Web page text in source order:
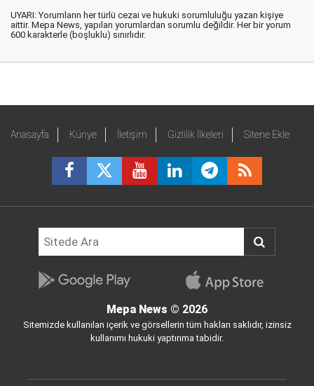
UYARI: Yorumların her türlü cezai ve hukuki sorumluluğu yazan kişiye
aittir. Mepa News, yapılan yorumlardan sorumlu değildir. Her bir yorum
600 karakterle (boşluklu) sınırlıdır.
Anasayfa Künye İletişim Gizlilik İlkeleri Sitene Ekle
Mepa News © 2026
Sitemizde kullanılan içerik ve görsellerin tüm hakları saklıdır, izinsiz
kullanımı hukuki yaptırıma tabidir.